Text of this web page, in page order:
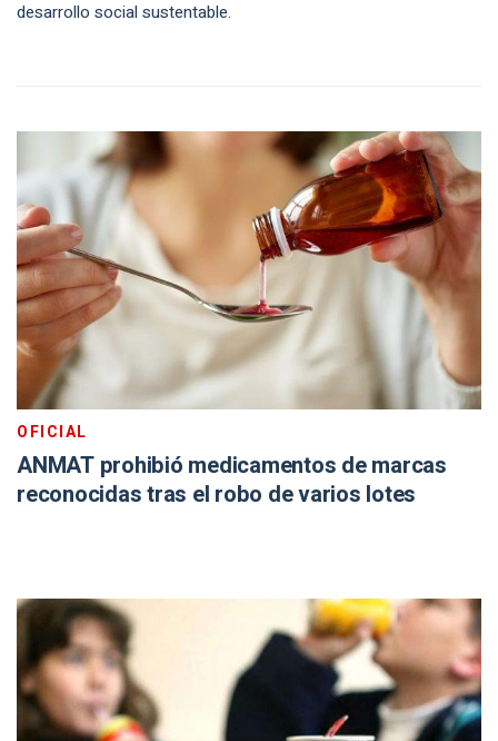
desarrollo social sustentable.
OFICIAL
ANMAT prohibió medicamentos de marcas
reconocidas tras el robo de varios lotes